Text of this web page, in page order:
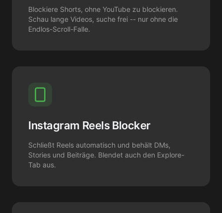
Blockiere Shorts, ohne YouTube zu blockieren.
Schau lange Videos, suche frei -- nur ohne die
Endlos-Scroll-Falle.
Instagram Reels Blocker
Schließt Reels automatisch und behält DMs,
Stories und Beiträge. Blendet auch den Explore-
Tab aus.